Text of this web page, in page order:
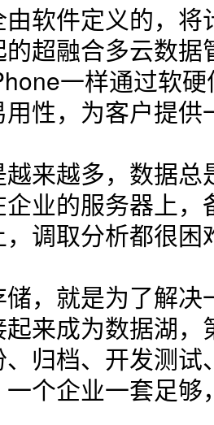
软件定义的，
超融合多云数
一样通过软
性，为客户提
来越多，数据
业的服务器上
，调取分析都很困
，就是为了解
来成为数据湖
、归档、开发测
个企业一套足